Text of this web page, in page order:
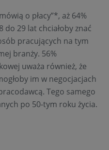
o płacy”*, aż 64%
29 lat chciałoby znać
pracujących na tym
branży. 56%
uważa również, że
im w negocjacjach
Tego samego
po 50-tym roku życia.